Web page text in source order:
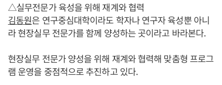
△실무전문가 육성을 위해 재계와 협력
김동원은 연구중심대학이라도 학자나 연구자 육성뿐 아니
라 현장실무 전문가를 함께 양성하는 곳이라고 바라본다.
현장실무 전문가 양성을 위해 재계와 협력해 맞춤형 프로그
램 운영을 중점적으로 추진하고 있다.